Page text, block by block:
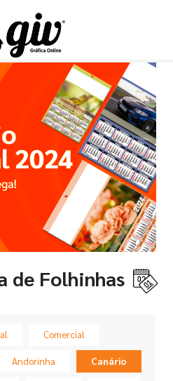
de Folhinhas
Comercial
Andorinha Canário